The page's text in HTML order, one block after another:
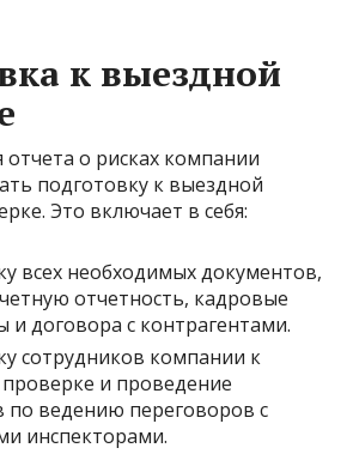
к выездной
отчета о рисках компании
подготовку к выездной
Это включает в себя:
всех необходимых документов,
отчетность, кадровые
и договора с контрагентами.
сотрудников компании к
и проведение
по ведению переговоров с
инспекторами.